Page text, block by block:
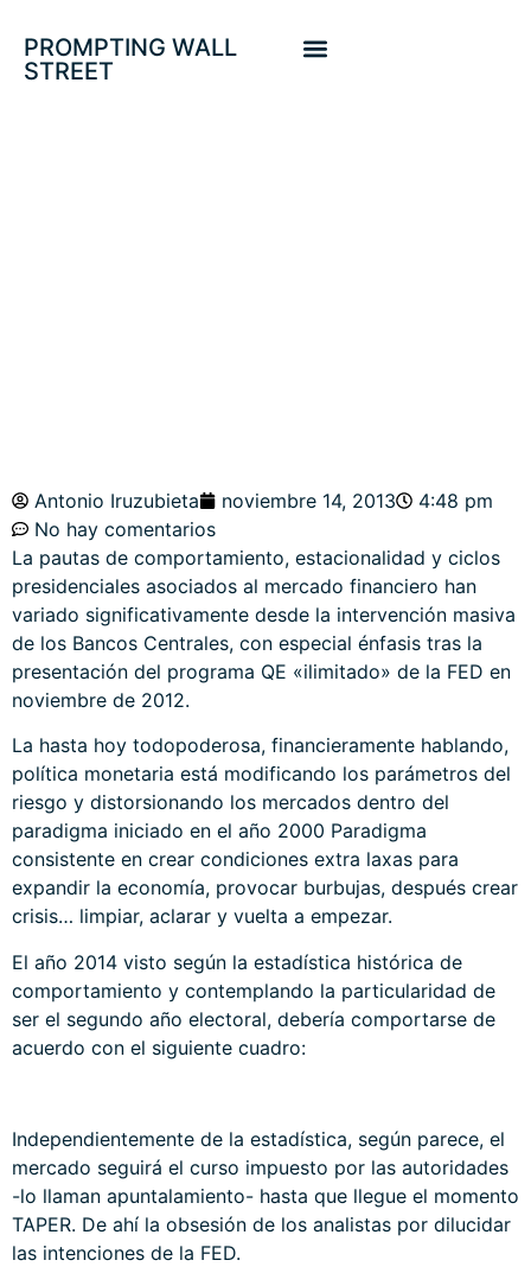
PROMPTING WALL
STREET
Antonio Iruzubieta noviembre 14, 2013
4:48 pm
No hay comentarios
La pautas de comportamiento, estacionalidad y ciclos
presidenciales asociados al mercado financiero han
variado significativamente desde la intervención masiva
de los Bancos Centrales, con especial énfasis tras la
presentación del programa QE «ilimitado» de la FED en
noviembre de 2012.
La hasta hoy todopoderosa, financieramente hablando,
política monetaria está modificando los parámetros del
riesgo y distorsionando los mercados dentro del
paradigma iniciado en el año 2000 Paradigma
consistente en crear condiciones extra laxas para
expandir la economía, provocar burbujas, después crear
crisis… limpiar, aclarar y vuelta a empezar.
El año 2014 visto según la estadística histórica de
comportamiento y contemplando la particularidad de
ser el segundo año electoral, debería comportarse de
acuerdo con el siguiente cuadro:
Independientemente de la estadística, según parece, el
mercado seguirá el curso impuesto por las autoridades
-lo llaman apuntalamiento- hasta que llegue el momento
TAPER. De ahí la obsesión de los analistas por dilucidar
las intenciones de la FED.